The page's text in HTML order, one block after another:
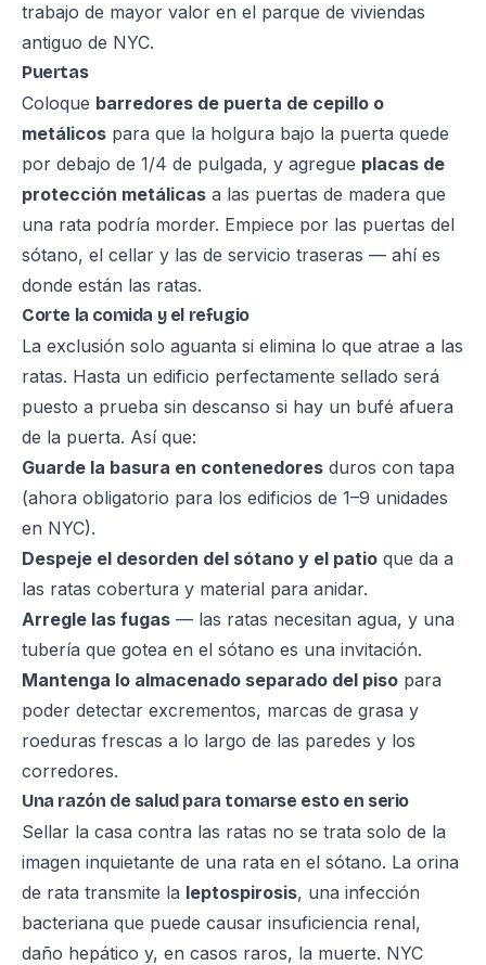
trabajo de mayor valor en el parque de viviendas
antiguo de NYC.
Puertas
Coloque barredores de puerta de cepillo o
metálicos para que la holgura bajo la puerta quede
por debajo de 1/4 de pulgada, y agregue placas de
protección metálicas a las puertas de madera que
una rata podría morder. Empiece por las puertas del
sótano, el cellar y las de servicio traseras — ahí es
donde están las ratas.
Corte la comida y el refugio
La exclusión solo aguanta si elimina lo que atrae a las
ratas. Hasta un edificio perfectamente sellado será
puesto a prueba sin descanso si hay un bufé afuera
de la puerta. Así que:
Guarde la basura en contenedores duros con tapa
(ahora obligatorio para los edificios de 1–9 unidades
en NYC).
Despeje el desorden del sótano y el patio que da a
las ratas cobertura y material para anidar.
Arregle las fugas — las ratas necesitan agua, y una
tubería que gotea en el sótano es una invitación.
Mantenga lo almacenado separado del piso para
poder detectar excrementos, marcas de grasa y
roeduras frescas a lo largo de las paredes y los
corredores.
Una razón de salud para tomarse esto en serio
Sellar la casa contra las ratas no se trata solo de la
imagen inquietante de una rata en el sótano. La orina
de rata transmite la leptospirosis, una infección
bacteriana que puede causar insuficiencia renal,
daño hepático y, en casos raros, la muerte. NYC